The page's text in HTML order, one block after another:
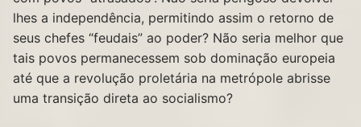
lhes a independência, permitindo assim o retorno de
seus chefes “feudais” ao poder? Não seria melhor que
tais povos permanecessem sob dominação europeia
até que a revolução proletária na metrópole abrisse
uma transição direta ao socialismo?